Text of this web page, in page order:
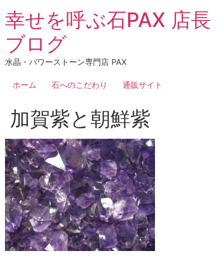
ン
ン
に
幸せを呼ぶ石PAX 店長
ブログ
水晶・パワーストーン専門店 PAX
ホーム 石へのこだわり 通販サイト
加賀紫と朝鮮紫